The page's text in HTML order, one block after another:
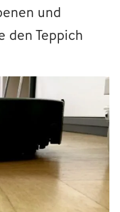
und
den Teppich